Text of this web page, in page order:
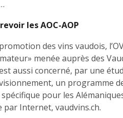
les AOC-AOP
des vins vaudois,
menée auprès des
aussi concerné, par une
un programme
pour les
par Internet, vaudvins.ch.